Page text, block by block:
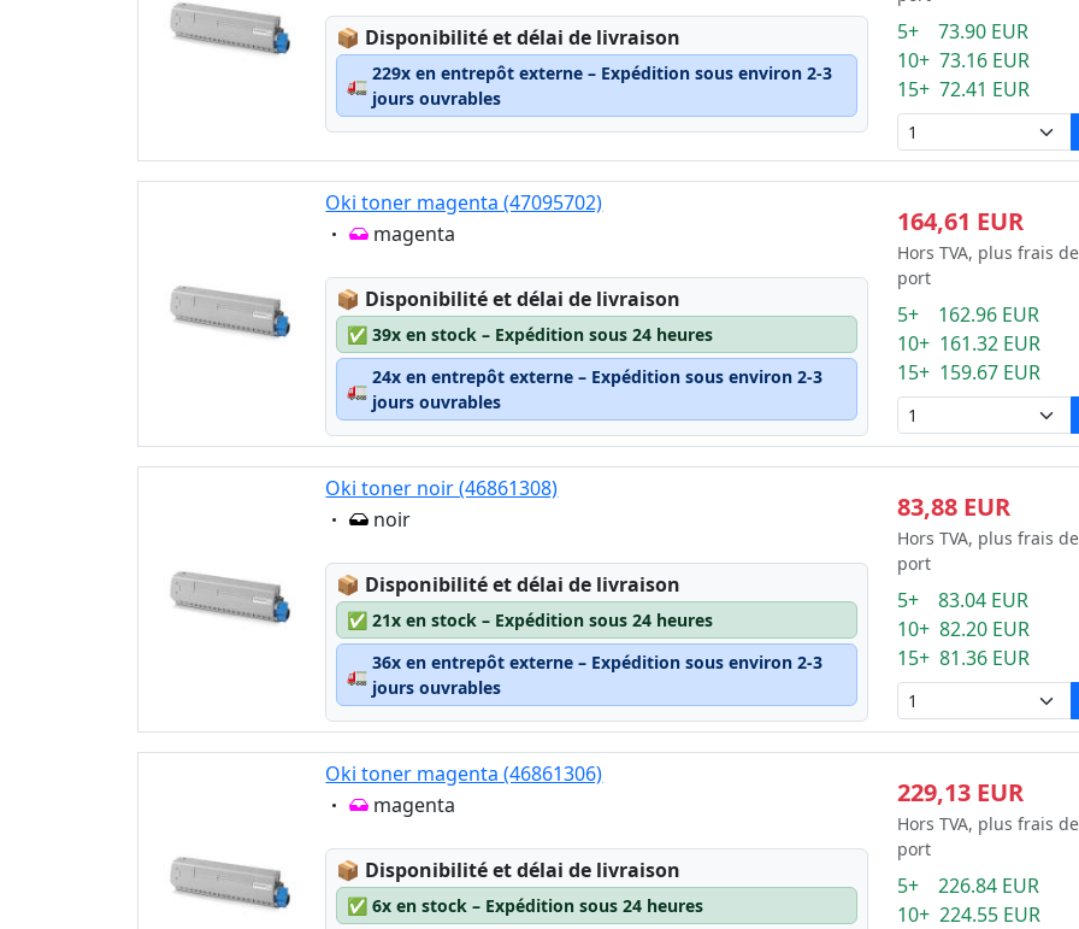
📦 Lagerstatus:
Disponibilité et délai de livraison
🚛
229x en entrepôt externe – Expédition sous environ 2-3
jours ouvrables
5+ 73.90 EUR
10+ 73.16 EUR
15+ 72.41 EUR
Oki toner magenta (47095702)
Eigenschaft:
magenta
📦 Lagerstatus:
Disponibilité et délai de livraison
✅ 39x en stock – Expédition sous 24 heures
🚛
24x en entrepôt externe – Expédition sous environ 2-3
jours ouvrables
164,61 EUR
Hors TVA, plus frais de
port
5+ 162.96 EUR
10+ 161.32 EUR
15+ 159.67 EUR
Oki toner noir (46861308)
Eigenschaft:
noir
📦 Lagerstatus:
Disponibilité et délai de livraison
✅ 21x en stock – Expédition sous 24 heures
🚛
36x en entrepôt externe – Expédition sous environ 2-3
jours ouvrables
83,88 EUR
Hors TVA, plus frais de
port
5+ 83.04 EUR
10+ 82.20 EUR
15+ 81.36 EUR
Oki toner magenta (46861306)
Eigenschaft:
magenta
📦 Lagerstatus:
Disponibilité et délai de livraison
✅ 6x en stock – Expédition sous 24 heures
229,13 EUR
Hors TVA, plus frais de
port
5+ 226.84 EUR
10+ 224.55 EUR